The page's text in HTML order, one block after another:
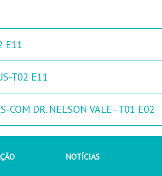
E11
T02 E11
COM DR. NELSON VALE - T01 E02
NOTÍCIAS